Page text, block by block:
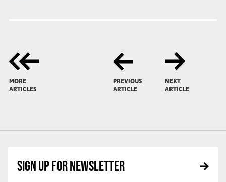
MORE
ARTICLES
PREVIOUS
ARTICLE
NEXT
ARTICLE
SIGN UP FOR NEWSLETTER